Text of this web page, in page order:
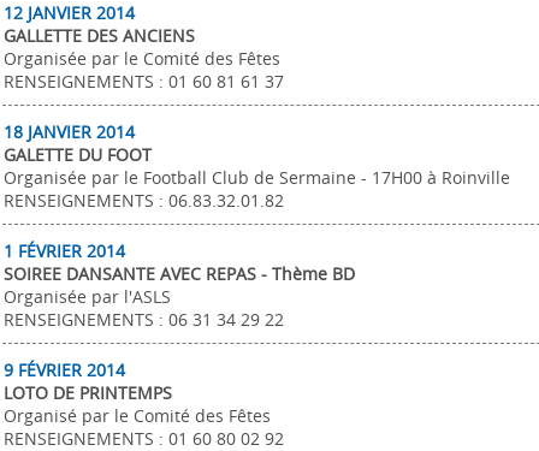
12 JANVIER 2014
GALLETTE DES ANCIENS
Organisée par le Comité des Fêtes
RENSEIGNEMENTS : 01 60 81 61 37
18 JANVIER 2014
GALETTE DU FOOT
Organisée par le Football Club de Sermaine - 17H00 à Roinville
RENSEIGNEMENTS : 06.83.32.01.82
1 FÉVRIER 2014
SOIREE DANSANTE AVEC REPAS - Thème BD
Organisée par l'ASLS
RENSEIGNEMENTS : 06 31 34 29 22
9 FÉVRIER 2014
LOTO DE PRINTEMPS
Organisé par le Comité des Fêtes
RENSEIGNEMENTS : 01 60 80 02 92